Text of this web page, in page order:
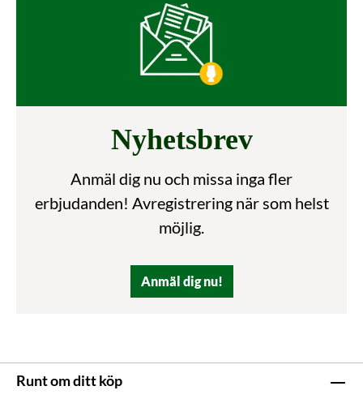
Nyhetsbrev
Anmäl dig nu och missa inga fler
erbjudanden! Avregistrering när som helst
möjlig.
Anmäl dig nu!
Runt om ditt köp